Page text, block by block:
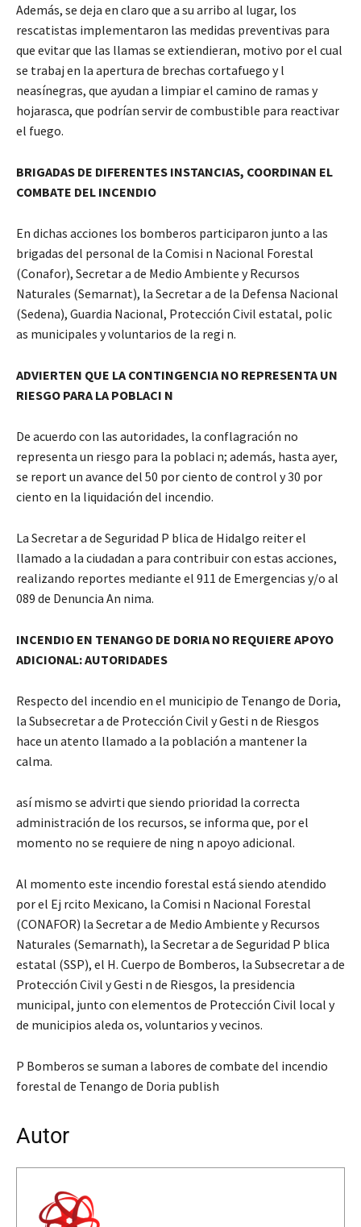
Además, se deja en claro que a su arribo al lugar, los
rescatistas implementaron las medidas preventivas para
que evitar que las llamas se extiendieran, motivo por el cual
se trabaj en la apertura de brechas cortafuego y l
neasínegras, que ayudan a limpiar el camino de ramas y
hojarasca, que podrían servir de combustible para reactivar
el fuego.
BRIGADAS DE DIFERENTES INSTANCIAS, COORDINAN EL
COMBATE DEL INCENDIO
En dichas acciones los bomberos participaron junto a las
brigadas del personal de la Comisi n Nacional Forestal
(Conafor), Secretar a de Medio Ambiente y Recursos
Naturales (Semarnat), la Secretar a de la Defensa Nacional
(Sedena), Guardia Nacional, Protección Civil estatal, polic
as municipales y voluntarios de la regi n.
ADVIERTEN QUE LA CONTINGENCIA NO REPRESENTA UN
RIESGO PARA LA POBLACI N
De acuerdo con las autoridades, la conflagración no
representa un riesgo para la poblaci n; además, hasta ayer,
se report un avance del 50 por ciento de control y 30 por
ciento en la liquidación del incendio.
La Secretar a de Seguridad P blica de Hidalgo reiter el
llamado a la ciudadan a para contribuir con estas acciones,
realizando reportes mediante el 911 de Emergencias y/o al
089 de Denuncia An nima.
INCENDIO EN TENANGO DE DORIA NO REQUIERE APOYO
ADICIONAL: AUTORIDADES
Respecto del incendio en el municipio de Tenango de Doria,
la Subsecretar a de Protección Civil y Gesti n de Riesgos
hace un atento llamado a la población a mantener la
calma.
así mismo se advirti que siendo prioridad la correcta
administración de los recursos, se informa que, por el
momento no se requiere de ning n apoyo adicional.
Al momento este incendio forestal está siendo atendido
por el Ej rcito Mexicano, la Comisi n Nacional Forestal
(CONAFOR) la Secretar a de Medio Ambiente y Recursos
Naturales (Semarnath), la Secretar a de Seguridad P blica
estatal (SSP), el H. Cuerpo de Bomberos, la Subsecretar a de
Protección Civil y Gesti n de Riesgos, la presidencia
municipal, junto con elementos de Protección Civil local y
de municipios aleda os, voluntarios y vecinos.
P Bomberos se suman a labores de combate del incendio
forestal de Tenango de Doria publish
Autor